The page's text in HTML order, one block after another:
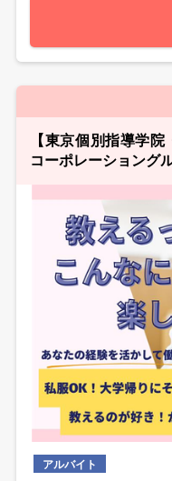
【東京個別指導学
コーポレーショング
アルバイト